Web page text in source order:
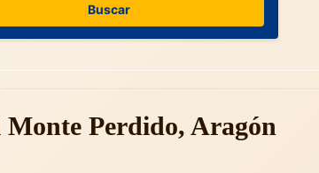
Buscar
Monte Perdido, Aragón